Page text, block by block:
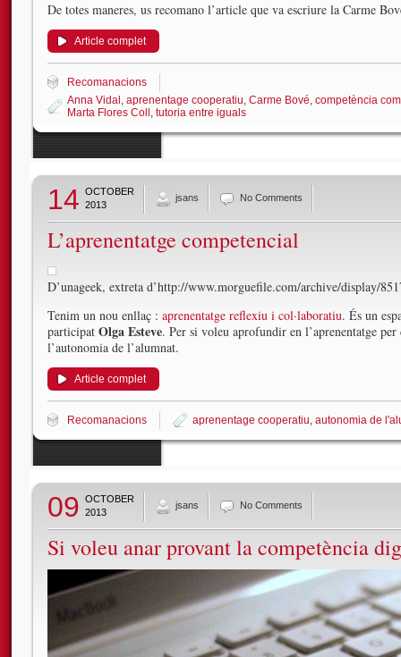
De totes maneres, us recomano l’article que va escriure la Carme
Article complet
Recomanacions
Anna Vidal , aprenentage cooperatiu, Carme Bové, competència
Marta Flores Coll , tutoria entre iguals
14 OCTOBER
2013
jsans No Comments
L’aprenentatge competencial
D’unageek, extreta d’http://www.morguefile.com/archive/display/
Tenim un nou enllaç : aprenentatge reflexiu i col·laboratiu. És un
participat Olga Esteve. Per si voleu aprofundir en l’aprenentatge
l’autonomia de l’alumnat.
Article complet
Recomanacions aprenentage cooperatiu, autonomia de
09 OCTOBER
2013
jsans No Comments
Si voleu anar provant la competència